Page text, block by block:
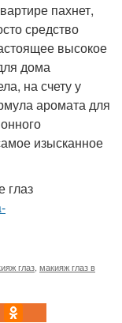
пахнет,
средство
высокое
дома
на счету у
аромата для
изысканное
глаз
глаз, макияж глаз в